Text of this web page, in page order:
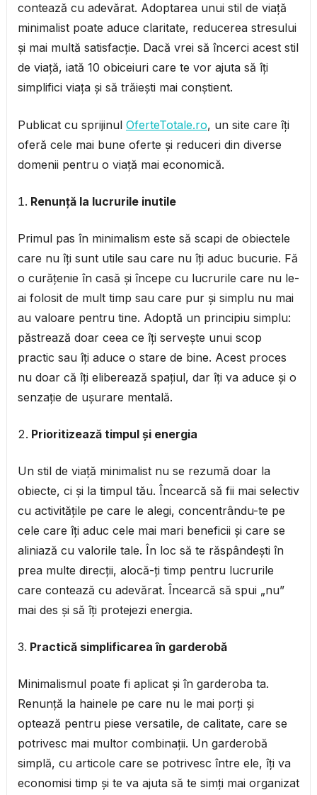
contează cu adevărat. Adoptarea unui stil de viață
minimalist poate aduce claritate, reducerea stresului
și mai multă satisfacție. Dacă vrei să încerci acest stil
de viață, iată 10 obiceiuri care te vor ajuta să îți
simplifici viața și să trăiești mai conștient.
Publicat cu sprijinul OferteTotale.ro, un site care îți
oferă cele mai bune oferte și reduceri din diverse
domenii pentru o viață mai economică.
Renunță la lucrurile inutile
Primul pas în minimalism este să scapi de obiectele
care nu îți sunt utile sau care nu îți aduc bucurie. Fă
o curățenie în casă și începe cu lucrurile care nu le-
ai folosit de mult timp sau care pur și simplu nu mai
au valoare pentru tine. Adoptă un principiu simplu:
păstrează doar ceea ce îți servește unui scop
practic sau îți aduce o stare de bine. Acest proces
nu doar că îți eliberează spațiul, dar îți va aduce și o
senzație de ușurare mentală.
Prioritizează timpul și energia
Un stil de viață minimalist nu se rezumă doar la
obiecte, ci și la timpul tău. Încearcă să fii mai selectiv
cu activitățile pe care le alegi, concentrându-te pe
cele care îți aduc cele mai mari beneficii și care se
aliniază cu valorile tale. În loc să te răspândești în
prea multe direcții, alocă-ți timp pentru lucrurile
care contează cu adevărat. Încearcă să spui „nu”
mai des și să îți protejezi energia.
Practică simplificarea în garderobă
Minimalismul poate fi aplicat și în garderoba ta.
Renunță la hainele pe care nu le mai porți și
optează pentru piese versatile, de calitate, care se
potrivesc mai multor combinații. Un garderobă
simplă, cu articole care se potrivesc între ele, îți va
economisi timp și te va ajuta să te simți mai organizat